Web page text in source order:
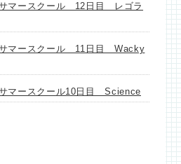
マースクール 12日目 レゴラ
マースクール 11日目 Wacky
マースクール10日目 Science